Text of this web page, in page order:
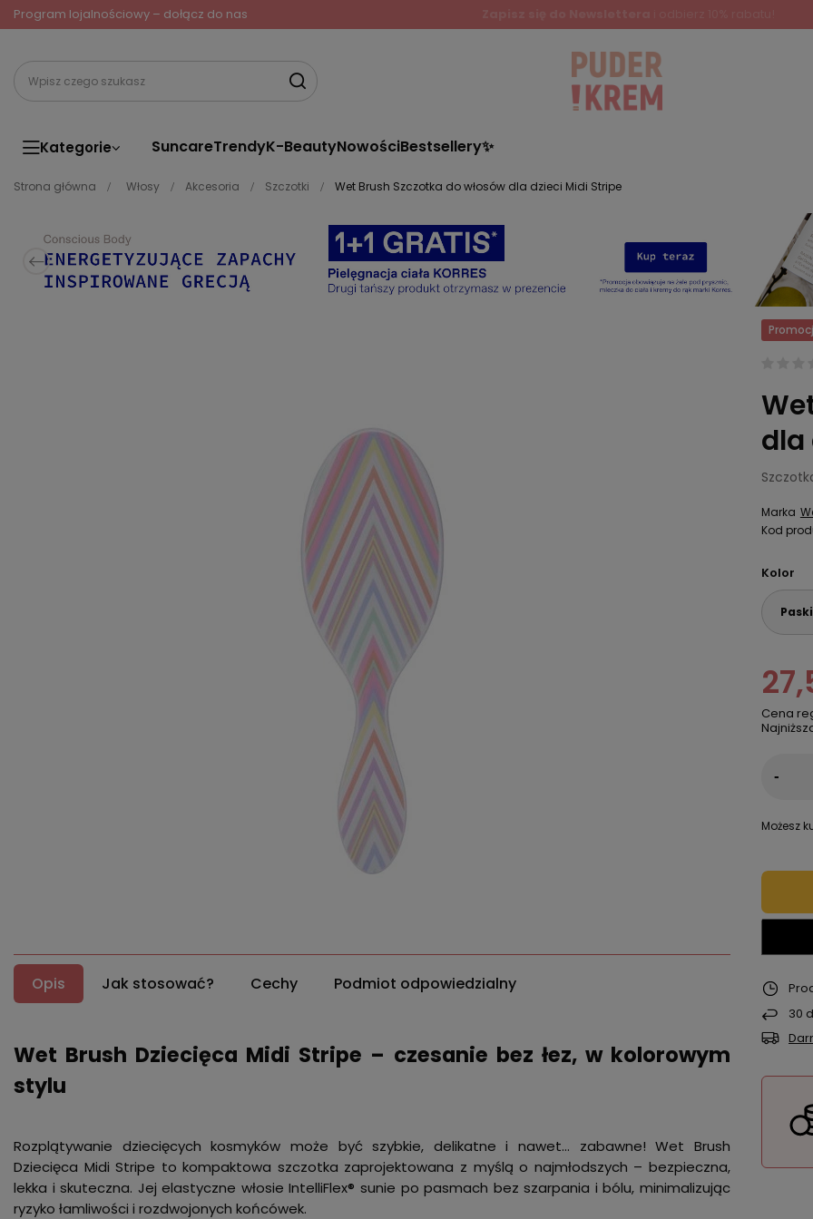
Program lojalnościowy – dołącz do nas
Kategorie SuncareTrendyK-BeautyNowościBestsellery✨
Strona główna Włosy Akcesoria Szczotki Wet Brush Szczotka do włosów dla dzieci Midi Stripe
Opis Jak stosować? Cechy Podmiot odpowiedzialny
Wet Brush Dziecięca Midi Stripe – czesanie bez łez, w kolorowym
stylu
Rozplątywanie dziecięcych kosmyków może być szybkie, delikatne i nawet… zabawne! Wet Brush
Dziecięca Midi Stripe to kompaktowa szczotka zaprojektowana z myślą o najmłodszych – bezpieczna,
lekka i skuteczna. Jej elastyczne włosie IntelliFlex® sunie po pasmach bez szarpania i bólu, minimalizując
ryzyko łamliwości i rozdwojonych końcówek.
dla
Marka
Kod
Kolor
Paski
Cena
-
Możesz
30